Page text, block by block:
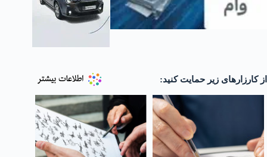
از کارزارهای زیر حمایت کنید: